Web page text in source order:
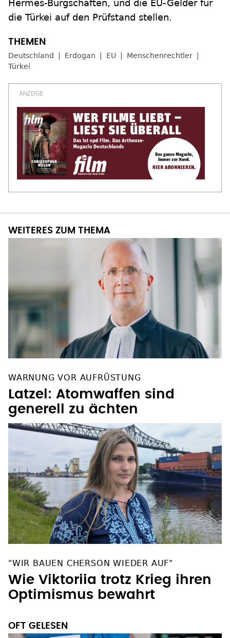
Hermes-Bürgschaften, und die EU-Gelder für
die Türkei auf den Prüfstand stellen.
Deutschland Erdogan EU
Menschenrechtler
Türkei
WEITERES ZUM THEMA
WARNUNG VOR AUFRÜSTUNG
Latzel: Atomwaffen sind
generell zu ächten
"WIR BAUEN CHERSON WIEDER AUF"
Wie Viktoriia trotz Krieg ihren
Optimismus bewahrt
OFT GELESEN